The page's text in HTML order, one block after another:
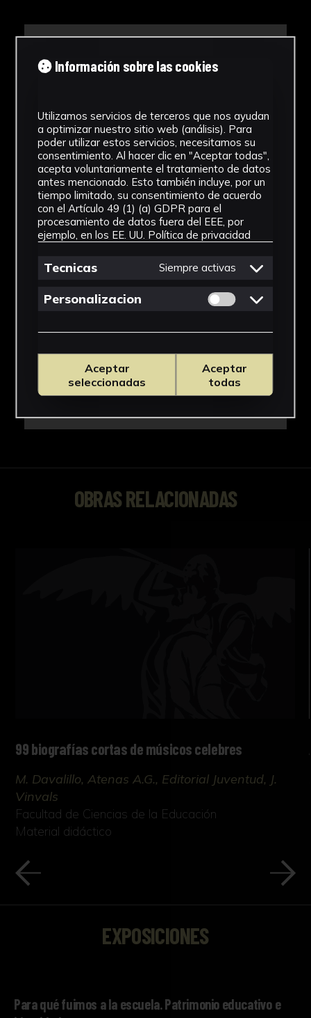
OBRAS RELACIONADAS
99 biografías cortas de músicos celebres
M. Davalillo, Atenas A.G., Editorial Juventud, J.
Vinvals
Facultad de Ciencias de la Educación
Material didáctico
EXPOSICIONES
Para qué fuimos a la escuela. Patrimonio educativo e
Información sobre las cookies
Utilizamos servicios de terceros que nos ayudan
a optimizar nuestro sitio web (análisis). Para
poder utilizar estos servicios, necesitamos su
consentimiento. Al hacer clic en "Aceptar todas",
acepta voluntariamente el tratamiento de datos
antes mencionado. Esto también incluye, por un
tiempo limitado, su consentimiento de acuerdo
con el Artículo 49 (1) (a) GDPR para el
procesamiento de datos fuera del EEE, por
ejemplo, en los EE. UU. Política de privacidad
Tecnicas Siempre activas
Personalizacion Permitir cookies
Aceptar
seleccionadas
Aceptar
todas